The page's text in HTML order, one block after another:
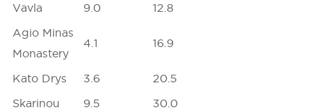
Vavla 9.0
12.8
Agio Minas
Monastery
4.1 16.9
Kato Drys 3.6
20.5
Skarinou
9.5
30.0